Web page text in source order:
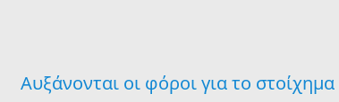
Αυξάνονται οι φόροι για το